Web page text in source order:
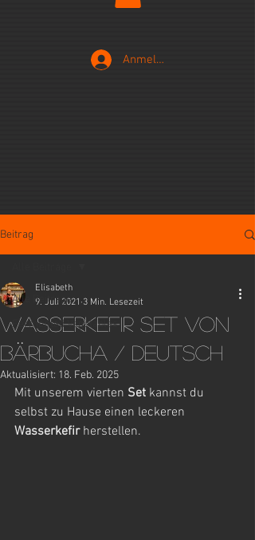
Anmelden
Beitrag
Alle Beiträge
Fermented Vegetables
Wasserkefir Set von
Bärbucha / Deutsch
Elisabeth
9. Juli 2021 3 Min. Lesezeit
Aktualisiert: 18. Feb. 2025
Mit unserem vierten Set kannst du
selbst zu Hause einen leckeren
Wasserkefir herstellen.